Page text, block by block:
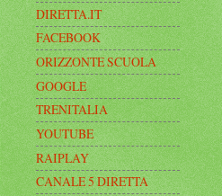
DIRETTA.IT
FACEBOOK
ORIZZONTE SCUOLA
GOOGLE
TRENITALIA
YOUTUBE
RAIPLAY
CANALE 5 DIRETTA